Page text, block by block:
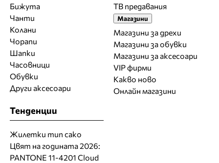
Бижута
Чанти
Колани
Чорапи
Шапки
Часовници
Обувки
Други аксесоари
ТВ предавания
Магазини
Магазини за дрехи
Магазини за обувки
Магазини за aксесоари
VIP фирми
Какво ново
Онлайн магазини
Тенденции
Жилетки тип сако
Цвят на годината 2026:
PANTONE 11-4201 Cloud